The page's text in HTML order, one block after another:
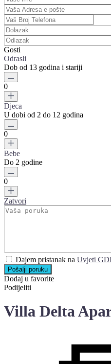
Gosti
Odrasli
Dob od 13 godina i stariji
0
Djeca
U dobi od 2 do 12 godina
0
Bebe
Do 2 godine
0
Zatvori
Dajem pristanak na Uvjeti
Pošalji poruku
Dodaj u favorite
Podijeliti
Villa Delta